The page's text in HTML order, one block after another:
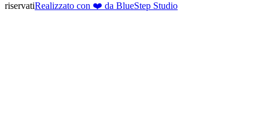
riservatiRealizzato con ❤️ da BlueStep Studio